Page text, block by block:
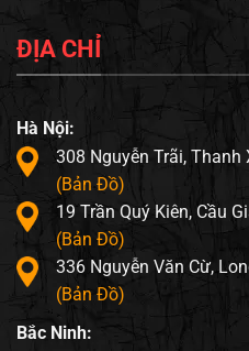
ĐỊA CHỈ
Hà Nội:
308 Nguyễn Trãi, Thanh
(Bản Đồ)
19 Trần Quý Kiên, Cầu
(Bản Đồ)
336 Nguyễn Văn Cừ,
(Bản Đồ)
Bắc Ninh: